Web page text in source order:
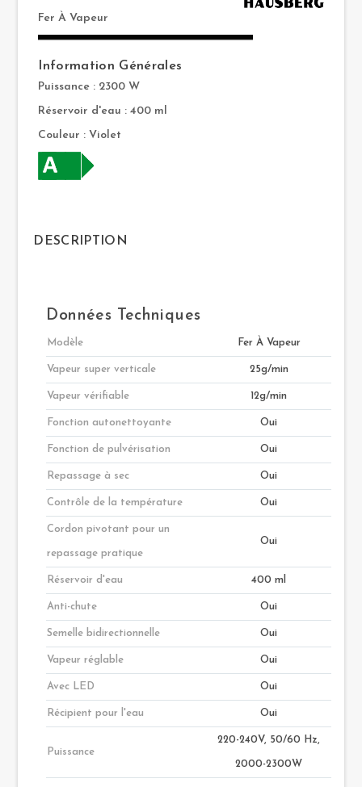
Fer À Vapeur
Information Générales
Puissance : 2300 W
Réservoir d'eau : 400 ml
Couleur : Violet
DESCRIPTION
Données Techniques
Modèle Fer À Vapeur
Vapeur super verticale 25g/min
Vapeur vérifiable 12g/min
Fonction autonettoyante Oui
Fonction de pulvérisation Oui
Repassage à sec Oui
Contrôle de la température Oui
Cordon pivotant pour un
repassage pratique
Oui
Réservoir d'eau 400 ml
Anti-chute Oui
Semelle bidirectionnelle Oui
Vapeur réglable Oui
Avec LED Oui
Récipient pour l'eau Oui
Puissance
220-240V, 50/60 Hz,
2000-2300W